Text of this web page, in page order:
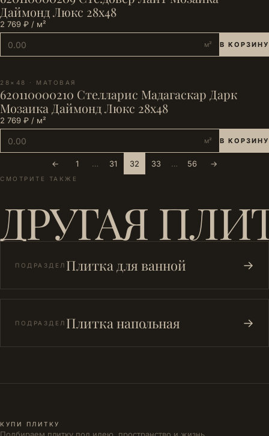
Даймонд Люкс 28х48
2 769 ₽ / м²
м² В КОРЗИНУ
28×48 · МАТОВАЯ
620110000210 Стелларис Мадагаскар Дарк
Мозаика Даймонд Люкс 28х48
2 769 ₽ / м²
м² В КОРЗИНУ
← 1 … 31 32 33 … 56 →
СМОТРИТЕ ТАКЖЕ
ДРУГАЯ
ПОДРАЗДЕЛ Плитка для ванной →
ПОДРАЗДЕЛ Плитка напольная →
КУПИ ПЛИТКУ